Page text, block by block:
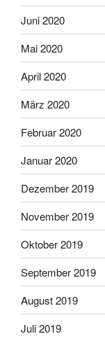
Juni 2020
Mai 2020
April 2020
März 2020
Februar 2020
Januar 2020
Dezember 2019
November 2019
Oktober 2019
September 2019
August 2019
Juli 2019